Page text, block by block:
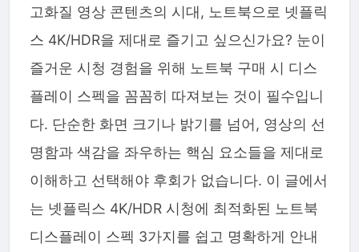
고화질 영상 콘텐츠의 시대, 노트북으로 넷플릭
스 4K/HDR을 제대로 즐기고 싶으신가요? 눈이
즐거운 시청 경험을 위해 노트북 구매 시 디스
플레이 스펙을 꼼꼼히 따져보는 것이 필수입니
다. 단순한 화면 크기나 밝기를 넘어, 영상의 선
명함과 색감을 좌우하는 핵심 요소들을 제대로
이해하고 선택해야 후회가 없습니다. 이 글에서
는 넷플릭스 4K/HDR 시청에 최적화된 노트북
디스플레이 스펙 3가지를 쉽고 명확하게 안내